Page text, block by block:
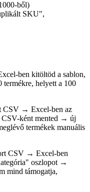
ből)
SKU",
ben kitöltöd a sablon,
termékre, helyett a 100
CSV → Excel-ben az
ként mented → új
termékek manuális
CSV → Excel-ben
oszlopot →
mind támogatja,